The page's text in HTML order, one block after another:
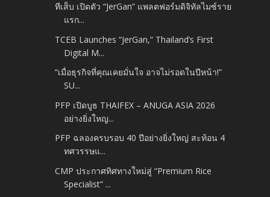
ทีเส็บ เปิดตัว “JerGan” แพลตฟอร์มดิจิทัลไมซ์ราย
แรก...
TCEB Launches “JerGan,” Thailand’s First
Digital M...
“เมื่อธุรกิจที่คุณเคยมั่นใจ อาจไม่รอดในปีหน้า!”
SU...
PFP เปิดบูธ THAIFEX – ANUGA ASIA 2026
อย่างยิ่งใหญ...
PFP ฉลองครบรอบ 40 ปีอย่างยิ่งใหญ่ สะท้อน 4
ทศวรรษแ...
CMP ประกาศทิศทางใหม่สู่ “Premium Rice
Specialist” ...